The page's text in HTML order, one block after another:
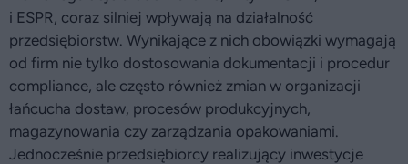
i ESPR, coraz silniej wpływają na działalność
przedsiębiorstw. Wynikające z nich obowiązki wymagają
od firm nie tylko dostosowania dokumentacji i procedur
compliance, ale często również zmian w organizacji
łańcucha dostaw, procesów produkcyjnych,
magazynowania czy zarządzania opakowaniami.
Jednocześnie przedsiębiorcy realizujący inwestycje